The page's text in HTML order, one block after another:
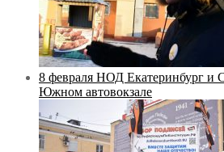
8 февраля НОД Екатеринбург и
Южном автовокзале